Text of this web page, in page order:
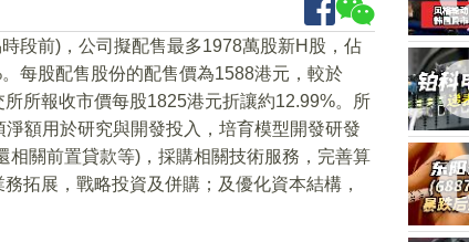
段前)，公司擬配售最多1978萬股新H股，佔
每股配售股份的配售價為1588港元，較於
所報收市價每股1825港元折讓約12.99%。所
額用於研究與開發投入，培育模型開發研發
相關前置貸款等)，採購相關技術服務，完善算
拓展，戰略投資及併購；及優化資本結構，